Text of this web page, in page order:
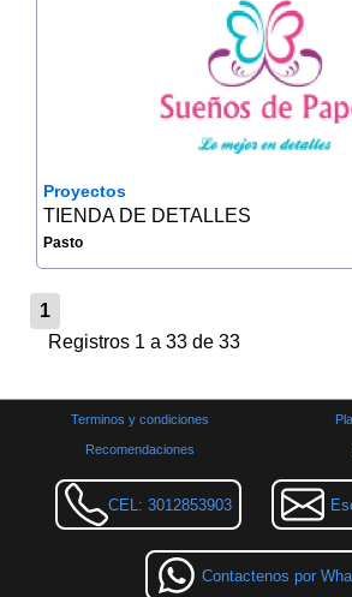
Proyectos
TIENDA DE DETALLES
Pasto
1
Registros 1 a 33 de 33
Terminos y condiciones
Recomendaciones
CEL: 3012853903
Contactenos por